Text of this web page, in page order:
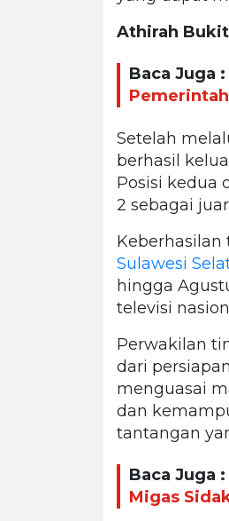
Athirah
Baca Juga :
Setelah
berhasil
Posisi kedua
2 sebagai
Sulawesi
hingga
televisi
Perwakilan
dari
menguasai
dan
tantangan
Baca Juga :
Migas